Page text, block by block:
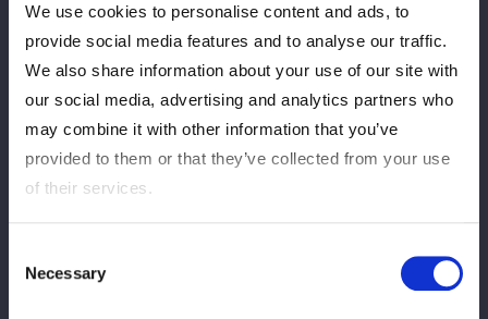
We use cookies to personalise content and ads, to
provide social media features and to analyse our traffic.
We also share information about your use of our site with
our social media, advertising and analytics partners who
may combine it with other information that you’ve
provided to them or that they’ve collected from your use
of their services.
Selection
Necessary
吏南選手のパーソナリティを深掘れるボリュームたっぷりの30
分間！
お聞き逃しなく！
【オンエア情報】
◆オンエア：8/11（月祝）20:00〜
◆パーソナリティ：吉田尚記（ニッポン放送アナウンサー）